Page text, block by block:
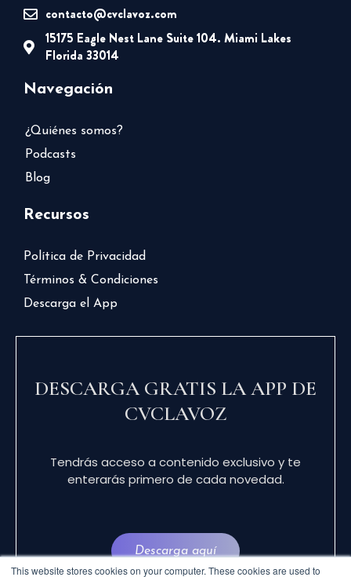
This website stores cookies on your computer. These cookies are used to
contacto@cvclavoz.com
15175 Eagle Nest Lane Suite 104. Miami Lakes
Florida 33014
Navegación
¿Quiénes somos?
Podcasts
Blog
Recursos
Política de Privacidad
Términos & Condiciones
Descarga el App
DESCARGA GRATIS LA APP DE
CVCLAVOZ
Tendrás acceso a contenido exclusivo y te
enterarás primero de cada novedad.
Descarga aquí